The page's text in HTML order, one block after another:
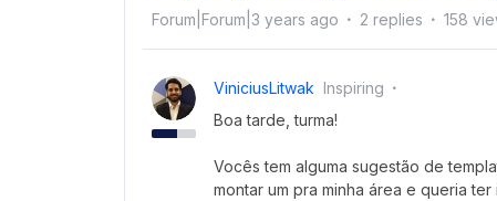
Forum|Forum|3 years ago 2 replies 158
ViniciusLitwak Inspiring
Boa tarde, turma!
Vocês tem alguma sugestão de
montar um pra minha área e queria